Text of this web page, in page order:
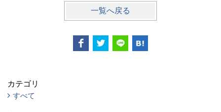
一覧へ戻る
カテゴリ
すべて